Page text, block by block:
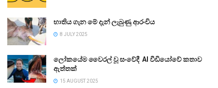
භාතිය ගැන මේ දැන් ලැබුණු ආරංචිය
8 JULY 2025
ලෝකයේම වෛරල් වූ සංවේදී AI වීඩියෝවේ කතාව
ඇත්තක්
15 AUGUST 2025